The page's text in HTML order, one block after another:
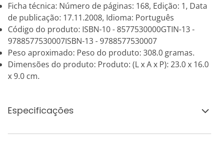
Ficha técnica: Número de páginas: 168, Edição: 1, Data
de publicação: 17.11.2008, Idioma: Português
Código do produto: ISBN-10 - 8577530000GTIN-13 -
9788577530007ISBN-13 - 9788577530007
Peso aproximado: Peso do produto: 308.0 gramas.
Dimensões do produto: Produto: (L x A x P): 23.0 x 16.0
x 9.0 cm.
Especificações